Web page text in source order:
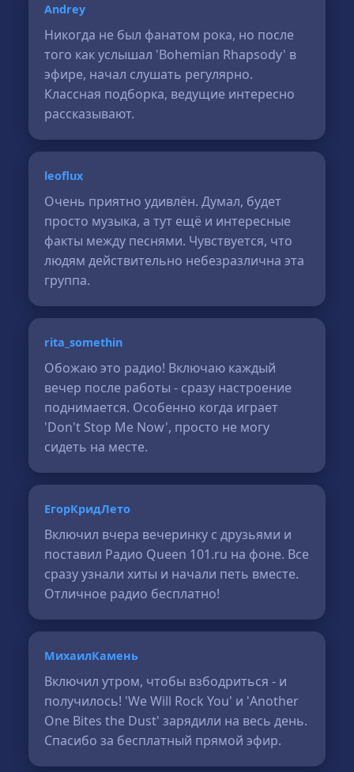
Andrey
Никогда не был фанатом рока, но после
того как услышал 'Bohemian Rhapsody' в
эфире, начал слушать регулярно.
Классная подборка, ведущие интересно
рассказывают.
leoflux
Очень приятно удивлён. Думал, будет
просто музыка, а тут ещё и интересные
факты между песнями. Чувствуется, что
людям действительно небезразлична эта
группа.
rita_somethin
Обожаю это радио! Включаю каждый
вечер после работы - сразу настроение
поднимается. Особенно когда играет
'Don't Stop Me Now', просто не могу
сидеть на месте.
ЕгорКридЛето
Включил вчера вечеринку с друзьями и
поставил Радио Queen 101.ru на фоне. Все
сразу узнали хиты и начали петь вместе.
Отличное радио бесплатно!
МихаилКамень
Включил утром, чтобы взбодриться - и
получилось! 'We Will Rock You' и 'Another
One Bites the Dust' зарядили на весь день.
Спасибо за бесплатный прямой эфир.